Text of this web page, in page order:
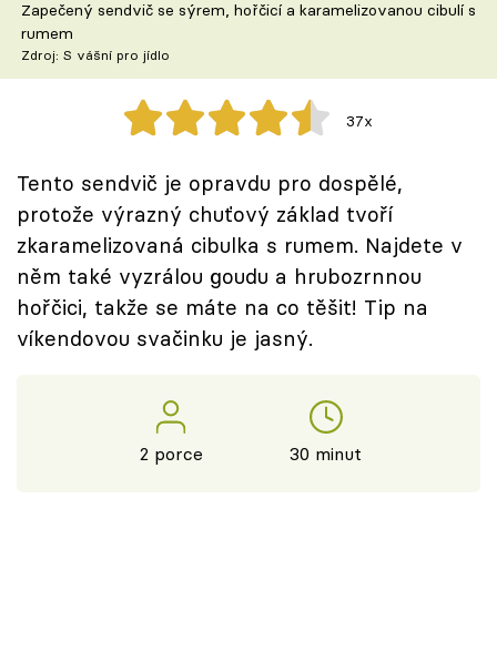
Speciál: Cuketa
Těhotnej kuchař
Sledujte prima+
Přihlášení
Sledujte nás
Zapečený sendvič se sýrem, hořčicí a karamelizovanou cibulí s
rumem
Zdroj: S vášní pro jídlo
37x
Tento sendvič je opravdu pro dospělé,
protože výrazný chuťový základ tvoří
zkaramelizovaná cibulka s rumem. Najdete v
něm také vyzrálou goudu a hrubozrnnou
hořčici, takže se máte na co těšit! Tip na
víkendovou svačinku je jasný.
2 porce 30 minut